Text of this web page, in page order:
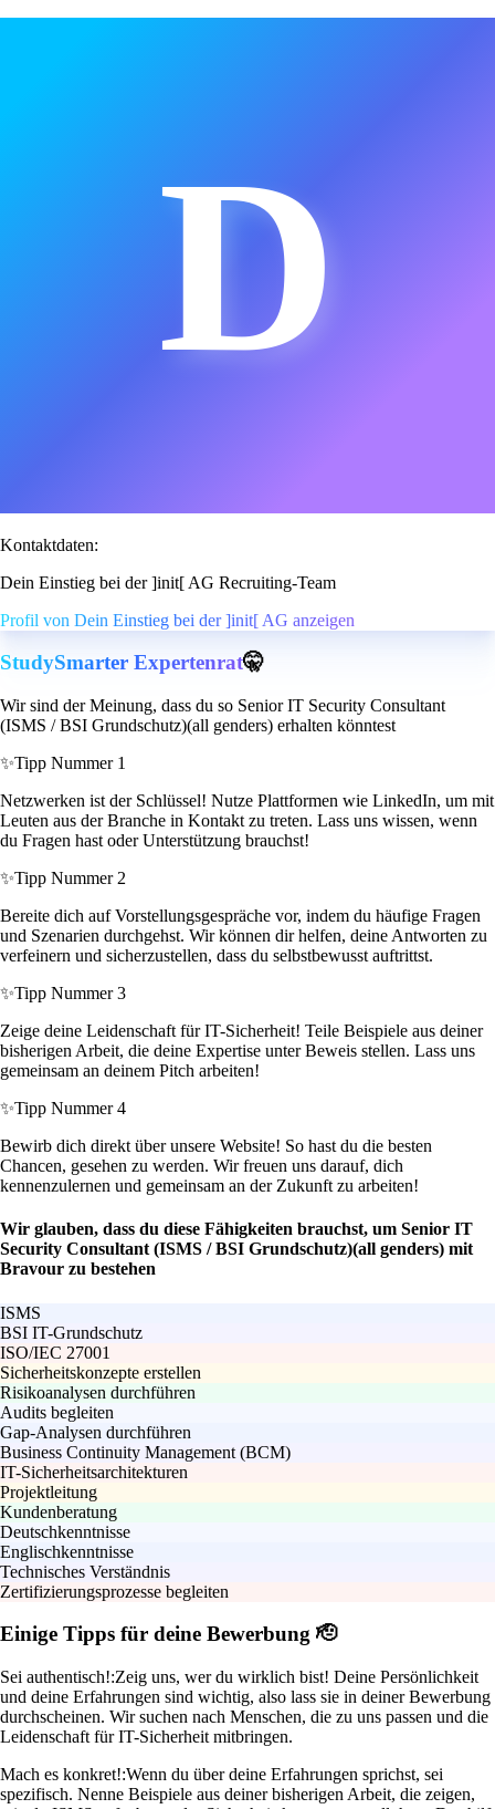
D
Kontaktdaten:
Dein Einstieg bei der ]init[ AG Recruiting-Team
Profil von Dein Einstieg bei der ]init[ AG anzeigen
StudySmarter Expertenrat🤫
Wir sind der Meinung, dass du so Senior IT Security Consultant
(ISMS / BSI Grundschutz)(all genders) erhalten könntest
✨Tipp Nummer 1
Netzwerken ist der Schlüssel! Nutze Plattformen wie LinkedIn, um mit
Leuten aus der Branche in Kontakt zu treten. Lass uns wissen, wenn
du Fragen hast oder Unterstützung brauchst!
✨Tipp Nummer 2
Bereite dich auf Vorstellungsgespräche vor, indem du häufige Fragen
und Szenarien durchgehst. Wir können dir helfen, deine Antworten zu
verfeinern und sicherzustellen, dass du selbstbewusst auftrittst.
✨Tipp Nummer 3
Zeige deine Leidenschaft für IT-Sicherheit! Teile Beispiele aus deiner
bisherigen Arbeit, die deine Expertise unter Beweis stellen. Lass uns
gemeinsam an deinem Pitch arbeiten!
✨Tipp Nummer 4
Bewirb dich direkt über unsere Website! So hast du die besten
Chancen, gesehen zu werden. Wir freuen uns darauf, dich
kennenzulernen und gemeinsam an der Zukunft zu arbeiten!
Wir glauben, dass du diese Fähigkeiten brauchst, um Senior IT
Security Consultant (ISMS / BSI Grundschutz)(all genders) mit
Bravour zu bestehen
ISMS
BSI IT-Grundschutz
ISO/IEC 27001
Sicherheitskonzepte erstellen
Risikoanalysen durchführen
Audits begleiten
Gap-Analysen durchführen
Business Continuity Management (BCM)
IT-Sicherheitsarchitekturen
Projektleitung
Kundenberatung
Deutschkenntnisse
Englischkenntnisse
Technisches Verständnis
Zertifizierungsprozesse begleiten
Einige Tipps für deine Bewerbung 🫡
Sei authentisch!:Zeig uns, wer du wirklich bist! Deine Persönlichkeit
und deine Erfahrungen sind wichtig, also lass sie in deiner Bewerbung
durchscheinen. Wir suchen nach Menschen, die zu uns passen und die
Leidenschaft für IT-Sicherheit mitbringen.
Mach es konkret!:Wenn du über deine Erfahrungen sprichst, sei
spezifisch. Nenne Beispiele aus deiner bisherigen Arbeit, die zeigen,